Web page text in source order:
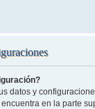
datos y
en la parte